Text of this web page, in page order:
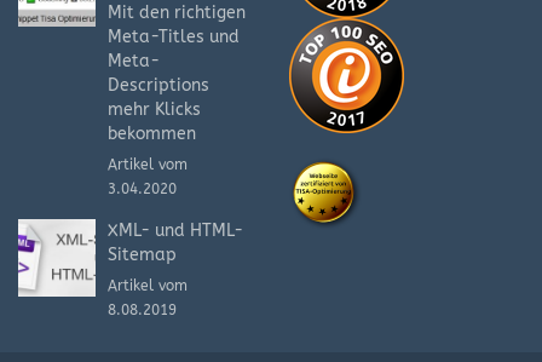
Mit den richtigen
Meta-Titles und
Meta-
Descriptions
mehr Klicks
bekommen
Artikel vom
3.04.2020
XML- und HTML-
Sitemap
Artikel vom
8.08.2019